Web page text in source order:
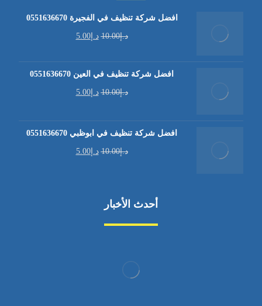
افضل شركة تنظيف في الفجيرة 0551636670
د.إ10.00 د.إ5.00
افضل شركة تنظيف في العين 0551636670
د.إ10.00 د.إ5.00
افضل شركة تنظيف في ابوظبي 0551636670
د.إ10.00 د.إ5.00
أحدث الأخبار